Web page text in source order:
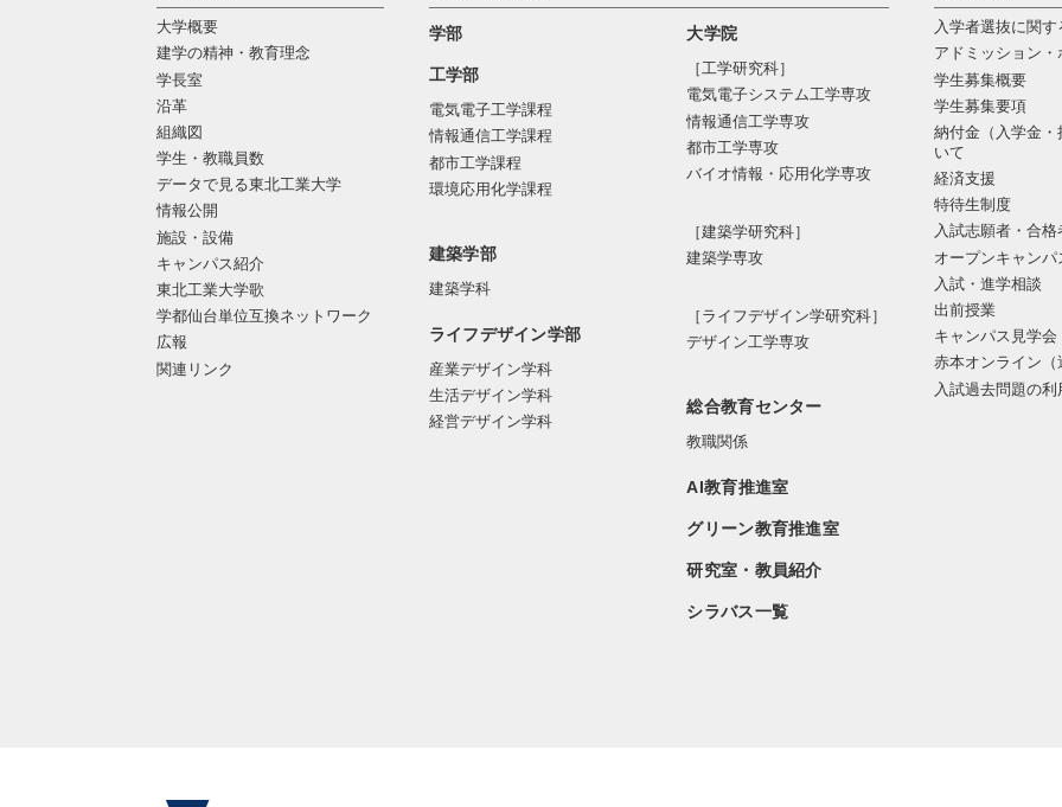
大学概要
建学の精神・教育理念
学長室
沿革
組織図
学生・教職員数
データで見る東北工業大学
情報公開
施設・設備
キャンパス紹介
東北工業大学歌
学都仙台単位互換ネットワーク
広報
関連リンク
学部
工学部
電気電子工学課程
情報通信工学課程
都市工学課程
環境応用化学課程
建築学部
建築学科
ライフデザイン学部
産業デザイン学科
生活デザイン学科
経営デザイン学科
大学院
［工学研究科］
電気電⼦システム⼯学専攻
情報通信⼯学専攻
都市⼯学専攻
バイオ情報・応⽤化学専攻
［建築学研究科］
建築学専攻
［ライフデザイン学研究科］
デザイン工学専攻
総合教育センター
教職関係
AI教育推進室
グリーン教育推進室
研究室・教員紹介
シラバス一覧
入学者選抜に関す
アドミッション・
学生募集概要
学生募集要項
納付金（入学金・
いて
経済支援
特待生制度
入試志願者・合格
オープンキャンパ
入試・進学相談
出前授業
キャンパス見学会
赤本オンライン（
入試過去問題の